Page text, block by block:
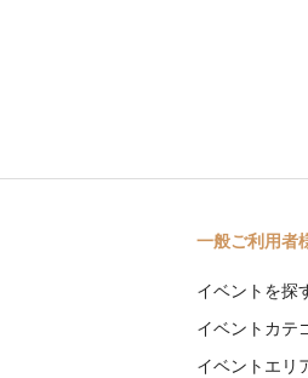
一般ご利用者
イベントを探
イベントカテ
イベントエリ